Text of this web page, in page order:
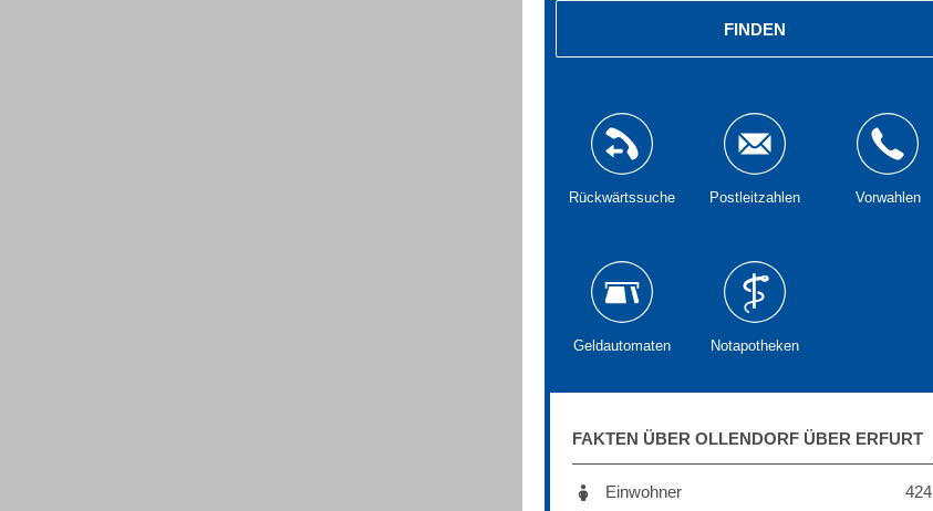
FINDEN
Rückwärtssuche Postleitzahlen Vorwahlen
Geldautomaten Notapotheken
FAKTEN ÜBER OLLENDORF ÜBER ERFURT
Einwohner
424